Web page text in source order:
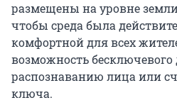
размещены на уровне
чтобы среда была
комфортной для всех
возможность бесключевого
распознаванию лица или
ключа.